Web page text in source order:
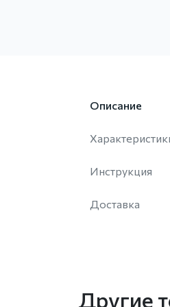
Описание
Инструкция
Доставка
Другие